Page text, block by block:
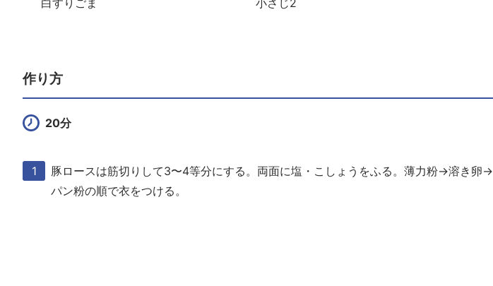
白すりごま 小さじ2
作り方
20分
豚ロースは筋切りして3〜4等分にする。両面に塩・こしょうをふる。薄力粉→溶き卵→
パン粉の順で衣をつける。